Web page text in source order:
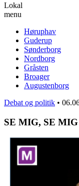
Lokal
menu
Høruphav
Guderup
Sønderborg
Nordborg
Gråsten
Broager
Augustenborg
Debat og politik •
SE MIG, SE